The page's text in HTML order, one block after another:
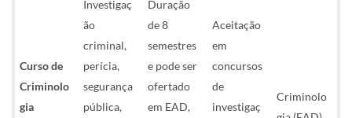
Curso de
Criminolo
gia
Investigaç
ão
criminal,
perícia,
segurança
pública,
Duração
de 8
semestres
e pode ser
ofertado
em EAD,
Aceitação
em
concursos
de
investigaç
Criminolo